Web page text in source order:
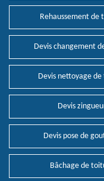
Rehaussement de
Devis changement
Devis nettoyage
Devis
Devis pose de
Bâchage de